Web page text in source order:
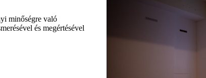
minőségre való
és megértésével